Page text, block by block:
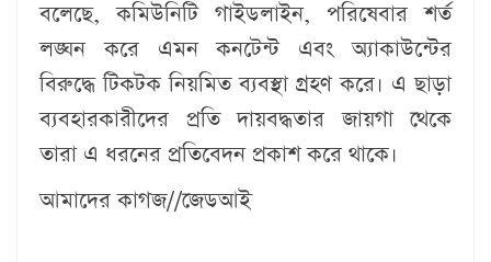
বলেছে, কমিউনিটি গাইডলাইন, পরিষেবার শর্ত
লঙ্ঘন করে এমন কনটেন্ট এবং অ্যাকাউন্টের
বিরুদ্ধে টিকটক নিয়মিত ব্যবস্থা গ্রহণ করে। এ ছাড়া
ব্যবহারকারীদের প্রতি দায়বদ্ধতার জায়গা থেকে
তারা এ ধরনের প্রতিবেদন প্রকাশ করে থাকে।
আমাদের কাগজ//জেডআই